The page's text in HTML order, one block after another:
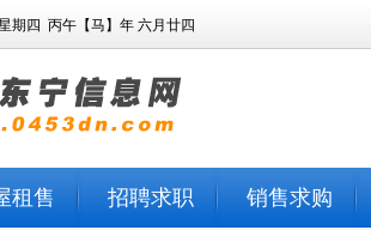
期四 丙午【马】年 六月廿四
租售 招聘求职 销售求购